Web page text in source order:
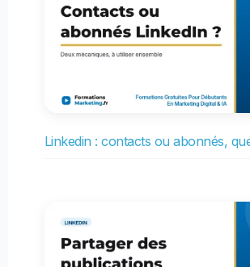
Linkedin : contacts ou abonnés,